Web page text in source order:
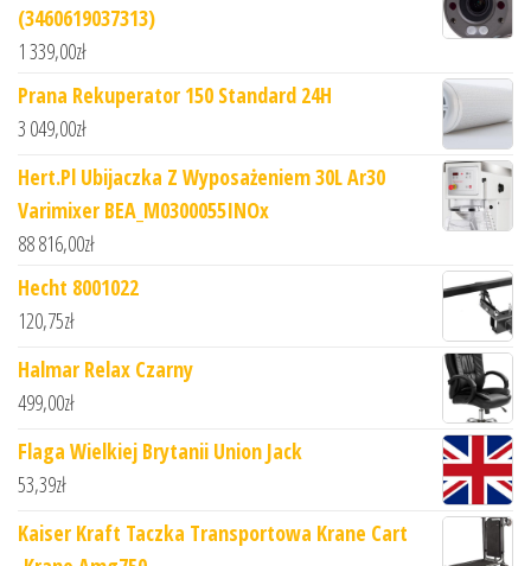
(3460619037313)
1 339,00zł
Prana Rekuperator 150 Standard 24H
3 049,00zł
Hert.Pl Ubijaczka Z Wyposażeniem 30L Ar30
Varimixer BEA_M0300055INOx
88 816,00zł
Hecht 8001022
120,75zł
Halmar Relax Czarny
499,00zł
Flaga Wielkiej Brytanii Union Jack
53,39zł
Kaiser Kraft Taczka Transportowa Krane Cart